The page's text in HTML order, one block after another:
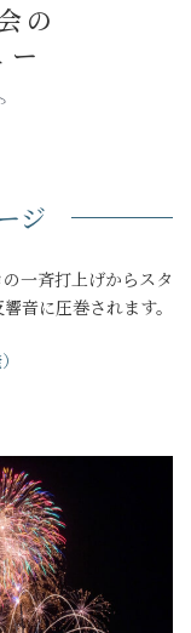
の
ジ
一斉打上げからスタ
音に圧巻されます。